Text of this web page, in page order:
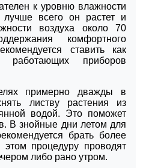
к уровню влажности
всего он растет и
воздуха около 70
комфортного
ставить как
приборов
примерно дважды в
листву растения из
водой. Это поможет
В знойные дни летом для
брать более
процедуру проводят
либо рано утром.